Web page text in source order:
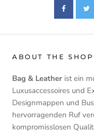
ABOUT THE SHOP
Bag & Leather ist ein
Luxusaccessoires und
Designmappen und
hervorragenden Ruf
kompromisslosen